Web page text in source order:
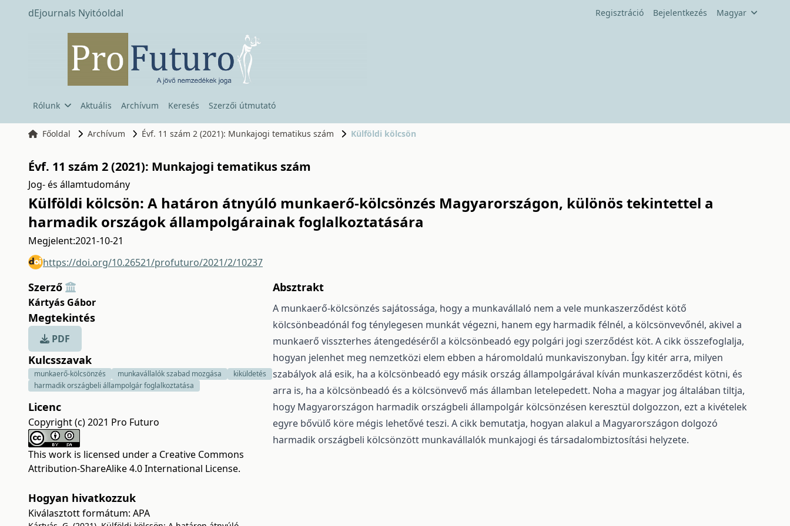
dEjournals Nyitóoldal Regisztráció Bejelentkezés Magyar
Rólunk Aktuális Archívum Keresés Szerzői útmutató
Főoldal Archívum Évf. 11 szám 2 (2021): Munkajogi tematikus szám Külföldi kölcsön
Évf. 11 szám 2 (2021): Munkajogi tematikus szám
Jog- és államtudomány
Külföldi kölcsön: A határon átnyúló munkaerő-kölcsönzés Magyarországon, különös tekintettel a
harmadik országok állampolgárainak foglalkoztatására
Megjelent:2021-10-21
https://doi.org/10.26521/profuturo/2021/2/10237
Szerző
Kártyás Gábor
Megtekintés
PDF
Kulcsszavak
munkaerő-kölcsönzés munkavállalók szabad mozgása
kiküldetés
harmadik országbeli állampolgár foglalkoztatása
Licenc
Copyright (c) 2021 Pro Futuro
This work is licensed under a Creative Commons
Attribution-ShareAlike 4.0 International License.
Hogyan hivatkozzuk
Kiválasztott formátum: APA
Absztrakt
A munkaerő-kölcsönzés sajátossága, hogy a munkavállaló nem a vele munkaszerződést kötő
kölcsönbeadónál fog ténylegesen munkát végezni, hanem egy harmadik félnél, a kölcsönvevőnél, akivel a
munkaerő visszterhes átengedéséről a kölcsönbeadó egy polgári jogi szerződést köt. A cikk összefoglalja,
hogyan jelenhet meg nemzetközi elem ebben a háromoldalú munkaviszonyban. Így kitér arra, milyen
szabályok alá esik, ha a kölcsönbeadó egy másik ország állampolgárával kíván munkaszerződést kötni, és
arra is, ha a kölcsönbeadó és a kölcsönvevő más államban letelepedett. Noha a magyar jog általában tiltja,
hogy Magyarországon harmadik országbeli állampolgár kölcsönzésen keresztül dolgozzon, ezt a kivételek
egyre bővülő köre mégis lehetővé teszi. A cikk bemutatja, hogyan alakul a Magyarországon dolgozó
harmadik országbeli kölcsönzött munkavállalók munkajogi és társadalombiztosítási helyzete.